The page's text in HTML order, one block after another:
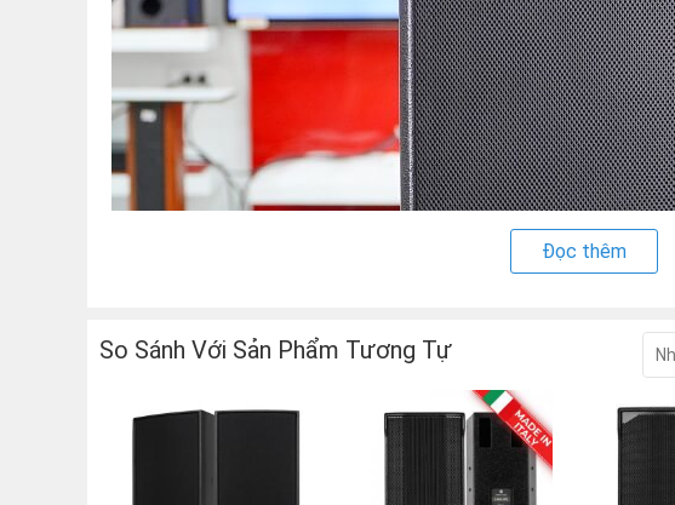
Dòng Acustica Compact Series được coi là biểu tượng cao cấp,
Đọc thêm
So Sánh Với Sản Phẩm Tương Tự